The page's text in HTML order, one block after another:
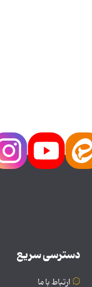
دسترسی سریع
ارتباط با ما